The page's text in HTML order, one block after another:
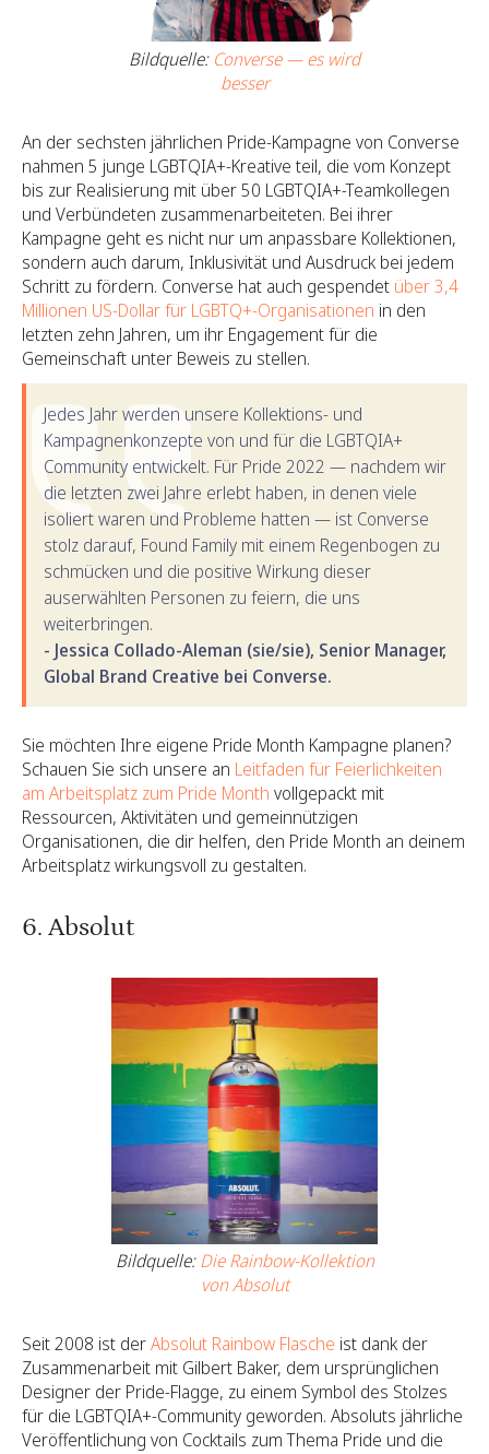
Bildquelle: Converse — es wird
besser
An der sechsten jährlichen Pride-Kampagne von Converse
nahmen 5 junge LGBTQIA+-Kreative teil, die vom Konzept
bis zur Realisierung mit über 50 LGBTQIA+-Teamkollegen
und Verbündeten zusammenarbeiteten. Bei ihrer
Kampagne geht es nicht nur um anpassbare Kollektionen,
sondern auch darum, Inklusivität und Ausdruck bei jedem
Schritt zu fördern. Converse hat auch gespendet über 3,4
Millionen US-Dollar für LGBTQ+-Organisationen in den
letzten zehn Jahren, um ihr Engagement für die
Gemeinschaft unter Beweis zu stellen.
Jedes Jahr werden unsere Kollektions- und
Kampagnenkonzepte von und für die LGBTQIA+
Community entwickelt. Für Pride 2022 — nachdem wir
die letzten zwei Jahre erlebt haben, in denen viele
isoliert waren und Probleme hatten — ist Converse
stolz darauf, Found Family mit einem Regenbogen zu
schmücken und die positive Wirkung dieser
auserwählten Personen zu feiern, die uns
weiterbringen.
- Jessica Collado-Aleman (sie/sie), Senior Manager,
Global Brand Creative bei Converse.
Sie möchten Ihre eigene Pride Month Kampagne planen?
Schauen Sie sich unsere an Leitfaden für Feierlichkeiten
am Arbeitsplatz zum Pride Month vollgepackt mit
Ressourcen, Aktivitäten und gemeinnützigen
Organisationen, die dir helfen, den Pride Month an deinem
Arbeitsplatz wirkungsvoll zu gestalten.
6. Absolut
Bildquelle:Die Rainbow-Kollektion
von Absolut
Seit 2008 ist derAbsolut Rainbow Flasche ist dank der
Zusammenarbeit mit Gilbert Baker, dem ursprünglichen
Designer der Pride-Flagge, zu einem Symbol des Stolzes
für die LGBTQIA+-Community geworden. Absoluts jährliche
Veröffentlichung von Cocktails zum Thema Pride und die